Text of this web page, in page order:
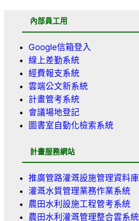
內部員工用
Google信箱登入
線上差勤系統
經費報支系統
雲端公文新系統
計畫管考系統
會議場地登記
圖書室自動化檢索系統
計畫服務網站
推廣管路灌溉設施管理資料庫
灌溉水質管理業務作業系統
農田水利設施工程管考系統
農田水利灌溉管理整合雲系統